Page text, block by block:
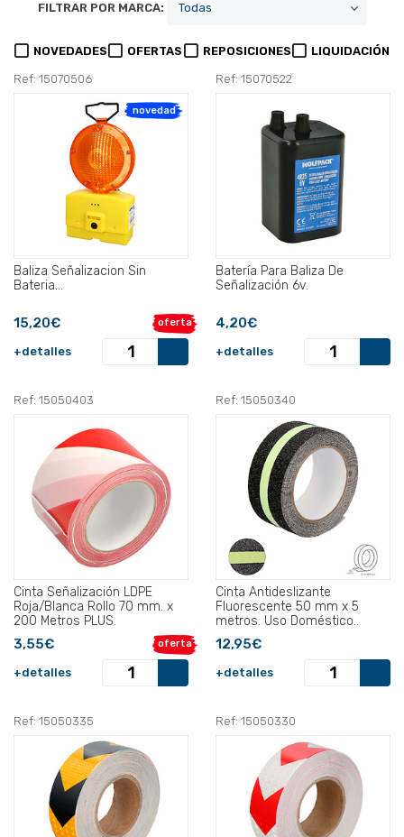
FILTRAR POR MARCA:
NOVEDADES OFERTAS REPOSICIONES LIQUIDACIÓN
Ref: 15070506
novedad
Baliza Señalizacion Sin
Bateria...
oferta
15,20€
+detalles
Ref: 15070522
Batería Para Baliza De
Señalización 6v.
4,20€
+detalles
Ref: 15050403
Cinta Señalización LDPE
Roja/Blanca Rollo 70 mm. x
200 Metros PLUS.
oferta
3,55€
+detalles
Ref: 15050340
Cinta Antideslizante
Fluorescente 50 mm x 5
metros. Uso Doméstico..
12,95€
+detalles
Ref: 15050335 Ref: 15050330